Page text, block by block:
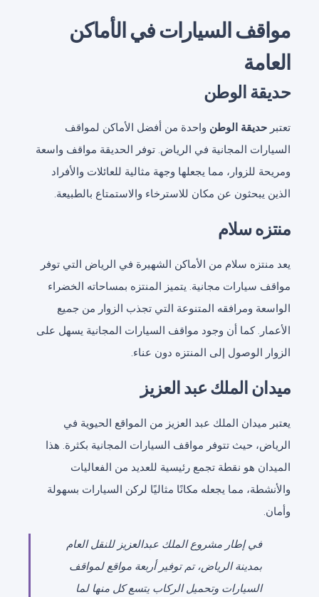
مواقف السيارات في الأماكن
العامة
حديقة الوطن
تعتبر حديقة الوطن واحدة من أفضل الأماكن لمواقف
السيارات المجانية في الرياض. توفر الحديقة مواقف واسعة
ومريحة للزوار، مما يجعلها وجهة مثالية للعائلات والأفراد
الذين يبحثون عن مكان للاسترخاء والاستمتاع بالطبيعة.
منتزه سلام
يعد منتزه سلام من الأماكن الشهيرة في الرياض التي توفر
مواقف سيارات مجانية. يتميز المنتزه بمساحاته الخضراء
الواسعة ومرافقه المتنوعة التي تجذب الزوار من جميع
الأعمار. كما أن وجود مواقف السيارات المجانية يسهل على
الزوار الوصول إلى المنتزه دون عناء.
ميدان الملك عبد العزيز
يعتبر ميدان الملك عبد العزيز من المواقع الحيوية في
الرياض، حيث تتوفر مواقف السيارات المجانية بكثرة. هذا
الميدان هو نقطة تجمع رئيسية للعديد من الفعاليات
والأنشطة، مما يجعله مكانًا مثاليًا لركن السيارات بسهولة
وأمان.
في إطار مشروع الملك عبدالعزيز للنقل العام
بمدينة الرياض، تم توفير أربعة مواقع لمواقف
السيارات وتحميل الركاب يتسع كل منها لما